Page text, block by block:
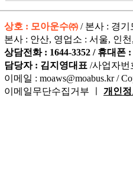
상호 : 모아운수㈜ / 본사 : 경기
본사 : 안산, 영업소 : 서울, 인
상담전화 : 1644-3352 / 휴대폰
담당자 : 김지영대표 /사업자번
이메일 : moaws@moabus.kr /
이메일무단수집거부 ㅣ 개인